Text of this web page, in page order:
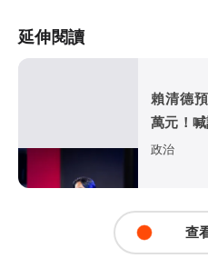
延伸閱讀
賴清德
萬元！
政治
查